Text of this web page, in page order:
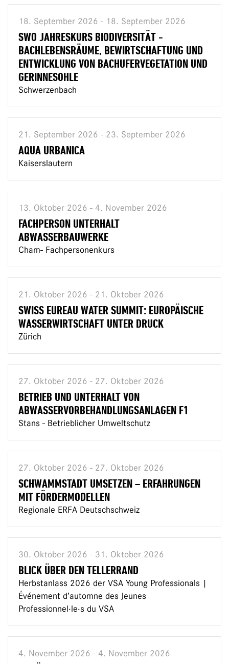
18. September 2026 - 18. September 2026
SWO JAHRESKURS BIODIVERSITÄT -
BACHLEBENSRÄUME, BEWIRTSCHAFTUNG UND
ENTWICKLUNG VON BACHUFERVEGETATION UND
GERINNESOHLE
Schwerzenbach
21. September 2026 - 23. September 2026
AQUA URBANICA
Kaiserslautern
13. Oktober 2026 - 4. November 2026
FACHPERSON UNTERHALT
ABWASSERBAUWERKE
Cham- Fachpersonenkurs
21. Oktober 2026 - 21. Oktober 2026
SWISS EUREAU WATER SUMMIT: EUROPÄISCHE
WASSERWIRTSCHAFT UNTER DRUCK
Zürich
27. Oktober 2026 - 27. Oktober 2026
BETRIEB UND UNTERHALT VON
ABWASSERVORBEHANDLUNGSANLAGEN F1
Stans - Betrieblicher Umweltschutz
27. Oktober 2026 - 27. Oktober 2026
SCHWAMMSTADT UMSETZEN – ERFAHRUNGEN
MIT FÖRDERMODELLEN
Regionale ERFA Deutschschweiz
30. Oktober 2026 - 31. Oktober 2026
BLICK ÜBER DEN TELLERRAND
Herbstanlass 2026 der VSA Young Professionals |
Événement d’automne des Jeunes
Professionnel·le·s du VSA
4. November 2026 - 4. November 2026